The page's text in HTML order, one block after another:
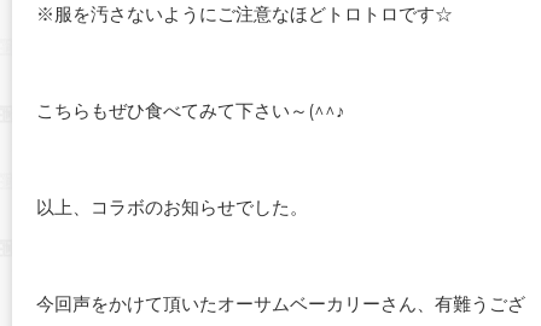
※服を汚さないようにご注意なほどトロトロです☆
こちらもぜひ食べてみて下さい～(^^♪
以上、コラボのお知らせでした。
今回声をかけて頂いたオーサムベーカリーさん、有難うござ